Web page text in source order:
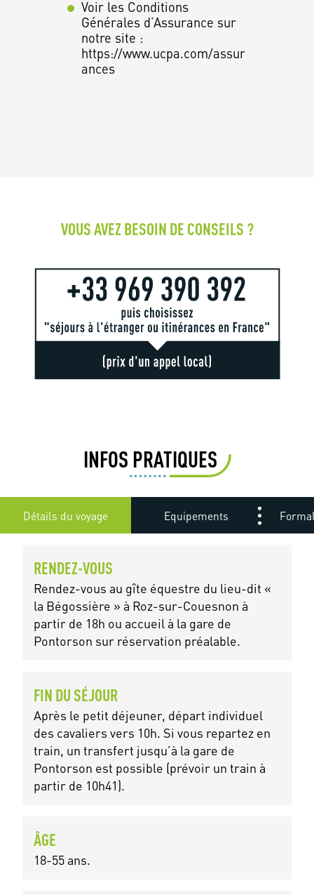
Voir les Conditions
Générales d’Assurance sur
notre site :
https://www.ucpa.com/assur
ances
VOUS AVEZ BESOIN DE CONSEILS ?
INFOS PRATIQUES
Détails du voyage Equipements
RENDEZ-VOUS
Rendez-vous au gîte équestre du lieu-dit «
la Bégossière » à Roz-sur-Couesnon à
partir de 18h ou accueil à la gare de
Pontorson sur réservation préalable.
FIN DU SÉJOUR
Après le petit déjeuner, départ individuel
des cavaliers vers 10h. Si vous repartez en
train, un transfert jusqu’à la gare de
Pontorson est possible (prévoir un train à
partir de 10h41).
ÂGE
18-55 ans.